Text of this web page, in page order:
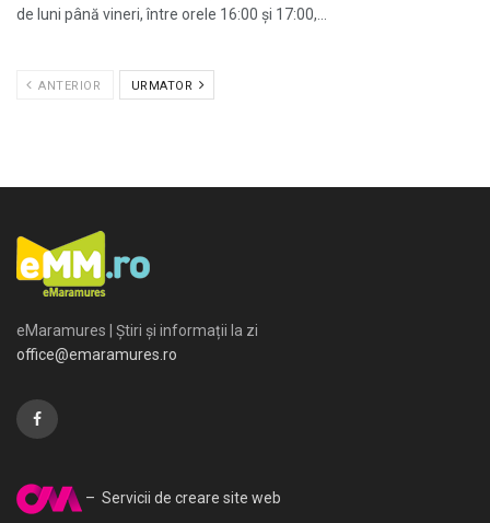
de luni până vineri, între orele 16:00 și 17:00,...
ANTERIOR URMATOR
eMaramures | Știri și informații la zi
office@emaramures.ro
– Servicii de creare site web